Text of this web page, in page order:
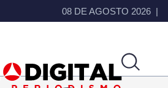
08 DE AGOSTO 2026